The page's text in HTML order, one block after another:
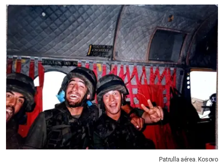
Patrulla aérea. Kosovo